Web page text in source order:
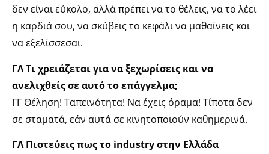
δεν είναι εύκολο, αλλά πρέπει να το θέλεις, να το λέει
η καρδιά σου, να σκύβεις το κεφάλι να μαθαίνεις και
να εξελίσσεσαι.
ΓΛ Τι χρειάζεται για να ξεχωρίσεις και να
ανελιχθείς σε αυτό το επάγγελμα;
ΓΓ Θέληση! Ταπεινότητα! Να έχεις όραμα! Τίποτα δεν
σε σταματά, εάν αυτά σε κινητοποιούν καθημερινά.
ΓΛ Πιστεύεις πως το industry στην Ελλάδα